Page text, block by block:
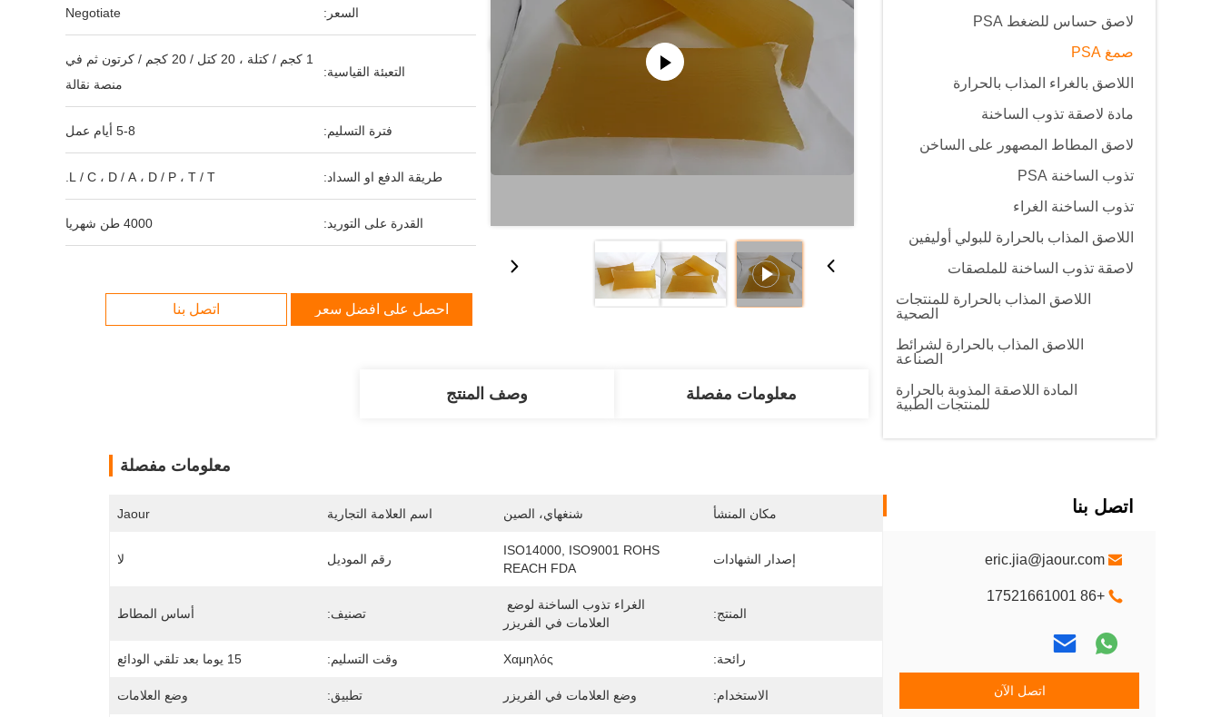
لاصق حساس للضغط PSA
صمغ PSA
اللاصق بالغراء المذاب بالحرارة
مادة لاصقة تذوب الساخنة
لاصق المطاط المصهور على الساخن
تذوب الساخنة PSA
تذوب الساخنة الغراء
اللاصق المذاب بالحرارة للبولي أوليفين
لاصقة تذوب الساخنة للملصقات
اللاصق المذاب بالحرارة للمنتجات
الصحية
اللاصق المذاب بالحرارة لشرائط
الصناعة
المادة اللاصقة المذوبة بالحرارة
للمنتجات الطبية
اتصل بنا
eric.jia@jaour.com
+86 17521661001
اتصل الآن
السعر: Negotiate
التعبئة القياسية:
1 كجم / كتلة ، 20 كتل / 20 كجم / كرتون ثم في
منصة نقالة
فترة التسليم: 5-8 أيام عمل
طريقة الدفع او السداد: L / C ، D / A ، D / P ، T / T.
القدرة على التوريد: 4000 طن شهريا
احصل على افضل سعر اتصل بنا
معلومات مفصلة وصف المنتج
معلومات مفصلة
مكان المنشأ شنغهاي، الصين اسم العلامة التجارية Jaour
إصدار الشهادات
ISO14000, ISO9001 ROHS
REACH FDA
رقم الموديل لا
المنتج:
العلامات في الفريزر
تصنيف: أساس المطاط
رائحة: Χαμηλός وقت التسليم: 15 يوما بعد تلقي الودائع
الاستخدام: وضع العلامات في الفريزر تطبيق: وضع العلامات